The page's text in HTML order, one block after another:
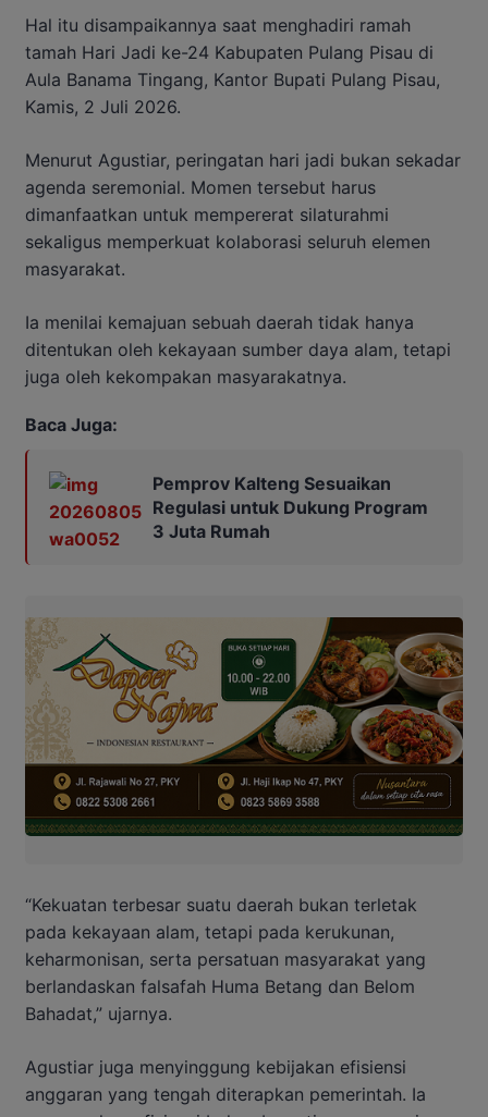
Hal itu disampaikannya saat menghadiri ramah
tamah Hari Jadi ke-24 Kabupaten Pulang Pisau di
Aula Banama Tingang, Kantor Bupati Pulang Pisau,
Kamis, 2 Juli 2026.
Menurut Agustiar, peringatan hari jadi bukan sekadar
agenda seremonial. Momen tersebut harus
dimanfaatkan untuk mempererat silaturahmi
sekaligus memperkuat kolaborasi seluruh elemen
masyarakat.
Ia menilai kemajuan sebuah daerah tidak hanya
ditentukan oleh kekayaan sumber daya alam, tetapi
juga oleh kekompakan masyarakatnya.
Baca Juga:
Pemprov Kalteng Sesuaikan
Regulasi untuk Dukung Program
3 Juta Rumah
“Kekuatan terbesar suatu daerah bukan terletak
pada kekayaan alam, tetapi pada kerukunan,
keharmonisan, serta persatuan masyarakat yang
berlandaskan falsafah Huma Betang dan Belom
Bahadat,” ujarnya.
Agustiar juga menyinggung kebijakan efisiensi
anggaran yang tengah diterapkan pemerintah. Ia